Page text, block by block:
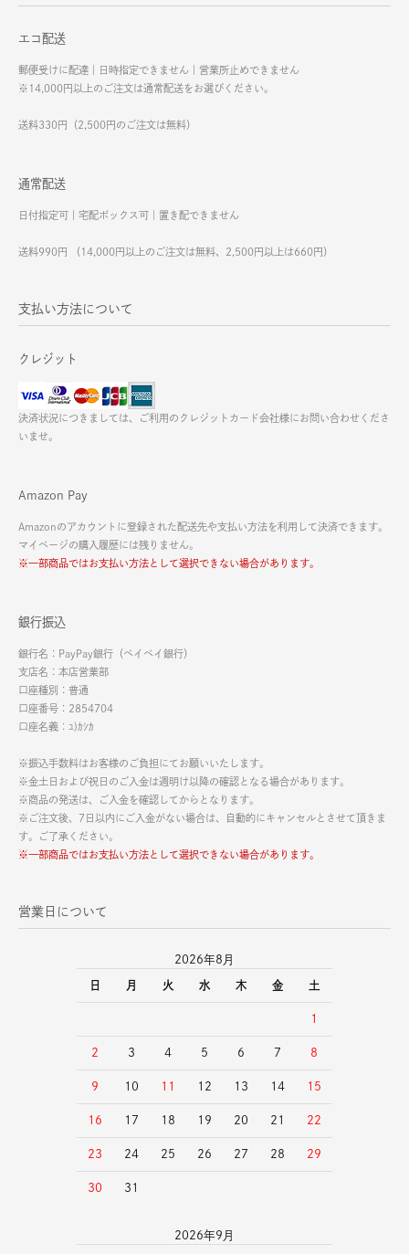
エコ配送
郵便受けに配達｜日時指定できません｜営業所止めできません
※14,000円以上のご注文は通常配送をお選びください。
送料330円（2,500円のご注文は無料）
通常配送
日付指定可｜宅配ボックス可｜置き配できません
送料990円 （14,000円以上のご注文は無料、2,500円以上は660円）
支払い方法について
クレジット
決済状況につきましては、ご利用のクレジットカード会社様にお問い合わせくださ
いませ。
Amazon Pay
Amazonのアカウントに登録された配送先や支払い方法を利用して決済できます。
マイページの購入履歴には残りません。
※一部商品ではお支払い方法として選択できない場合があります。
銀行振込
銀行名：PayPay銀行（ペイペイ銀行）
支店名：本店営業部
口座種別：普通
口座番号：2854704
口座名義：ﾕ)ｶｼｶ
※振込手数料はお客様のご負担にてお願いいたします。
※金土日および祝日のご入金は週明け以降の確認となる場合があります。
※商品の発送は、ご入金を確認してからとなります。
※ご注文後、7日以内にご入金がない場合は、自動的にキャンセルとさせて頂きま
す。ご了承ください。
※一部商品ではお支払い方法として選択できない場合があります。
営業日について
2026年8月
日 月 火 水 木 金 土
1
2 3 4 5 6 7 8
9 10 11 12 13 14 15
16 17 18 19 20 21 22
23 24 25 26 27 28 29
30 31
2026年9月